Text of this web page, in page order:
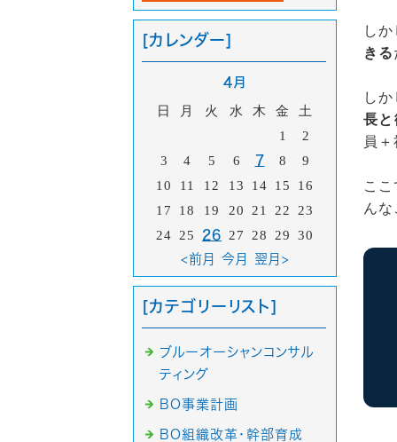
し
きる
し
長と
員
こ
ん
[カレンダー]
4月
日 月 火 水 木 金
土
1
2
3
4 5 6 7 8
9
10
11 12 13 14 15
16
17
18 19 20 21 22
23
24
25 26 27 28 29 30
<前月 今月 翌月>
[カテゴリーリスト]
ブルーオーシャンコンサル
ティング
BO事業計画
BO組織改革・幹部育成